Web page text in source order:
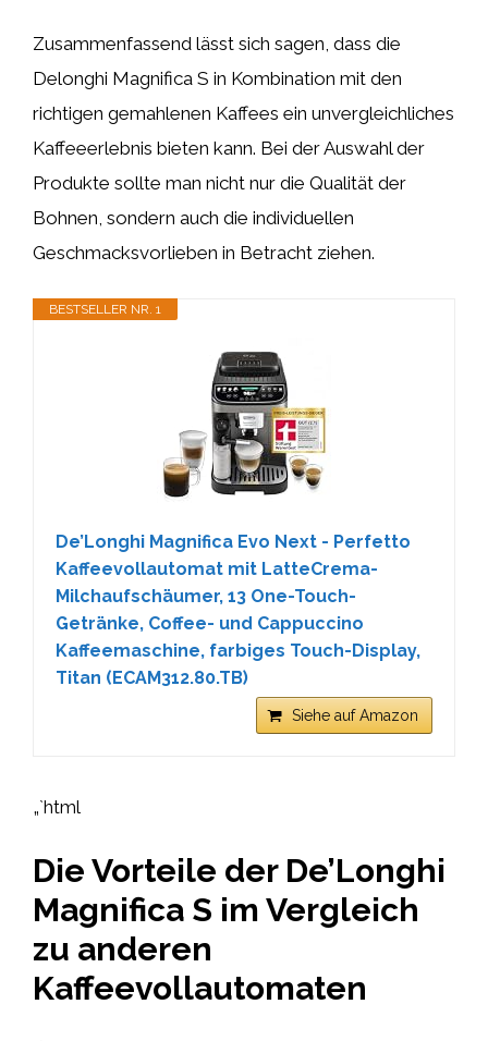
Zusammenfassend lässt sich sagen, dass die
Delonghi Magnifica S in Kombination mit den
richtigen gemahlenen Kaffees ein unvergleichliches
Kaffeeerlebnis bieten kann. Bei der Auswahl der
Produkte sollte man nicht nur die Qualität der
Bohnen, sondern auch die individuellen
Geschmacksvorlieben in Betracht ziehen.
BESTSELLER NR. 1
De’Longhi Magnifica Evo Next - Perfetto
Kaffeevollautomat mit LatteCrema-
Milchaufschäumer, 13 One-Touch-
Getränke, Coffee- und Cappuccino
Kaffeemaschine, farbiges Touch-Display,
Titan (ECAM312.80.TB)
Siehe auf Amazon
„`html
Die Vorteile der De’Longhi
Magnifica S im Vergleich
zu anderen
Kaffeevollautomaten